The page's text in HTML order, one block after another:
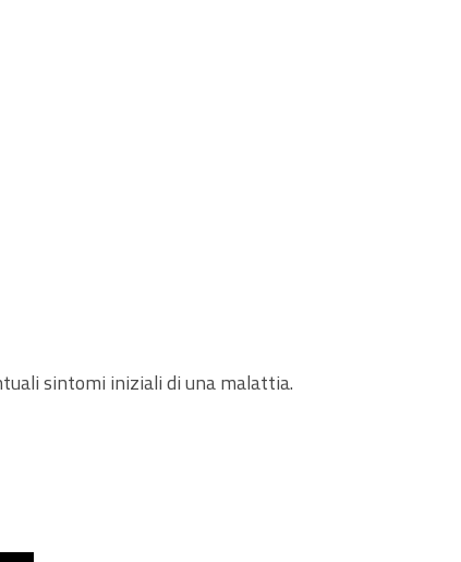
sintomi iniziali di una malattia.